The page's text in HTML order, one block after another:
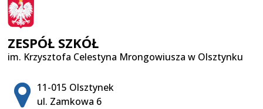
ZESPÓŁ SZKÓŁ
im. Krzysztofa Celestyna Mrongowiusza w Olsztynku
Adres pocztowy:
11-015 Olsztynek
ul. Zamkowa 6